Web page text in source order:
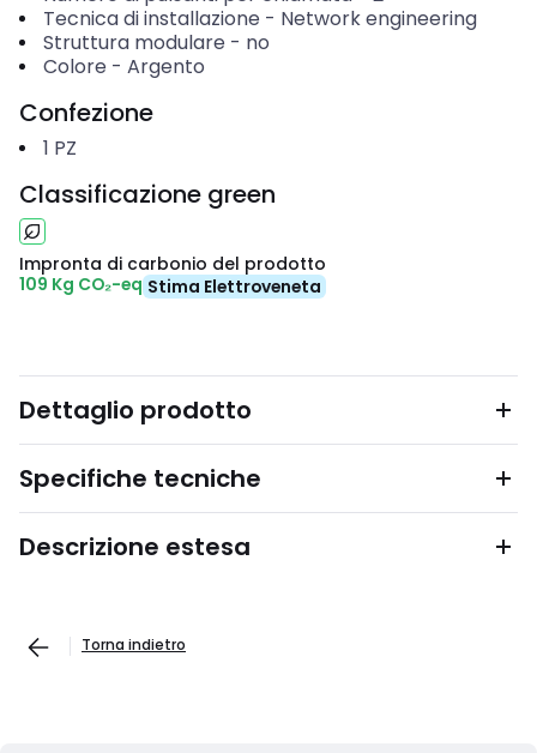
Tecnica di installazione - Network engineering
Struttura modulare - no
Colore - Argento
Confezione
1 PZ
Classificazione green
Impronta di carbonio del prodotto
109 Kg CO₂-eq Stima Elettroveneta
Dettaglio prodotto
Specifiche tecniche
Descrizione estesa
Torna indietro